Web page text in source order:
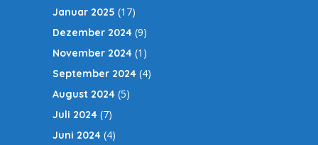
Januar 2025 (17)
Dezember 2024 (9)
November 2024 (1)
September 2024 (4)
August 2024 (5)
Juli 2024 (7)
Juni 2024 (4)